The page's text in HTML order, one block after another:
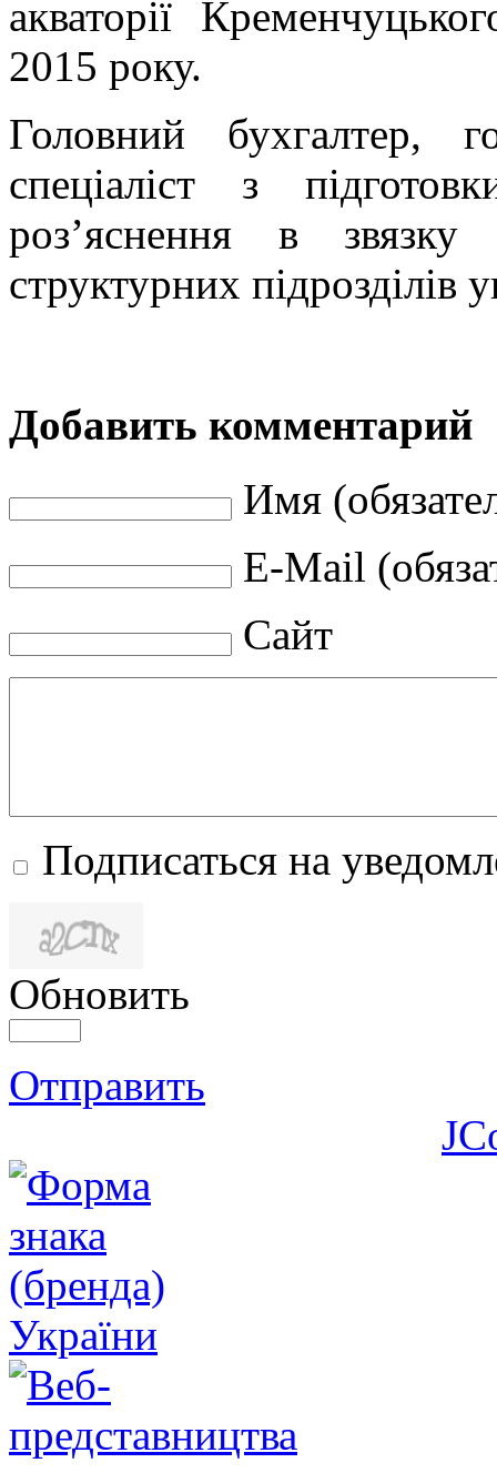
акваторії
2015 року.
Головний бухгалтер,
спеціаліст з
роз’яснення в
структурних підрозділів
Добавить комментарий
Имя
E-Mail
Сайт
Подписаться на
Обновить
Отправить